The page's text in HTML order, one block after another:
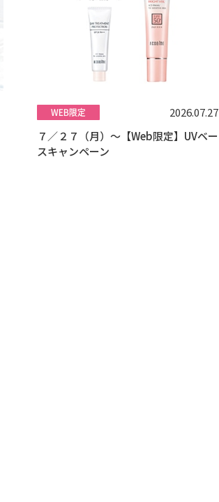
2026.07.27
７／２７（月）～【Web限定】UVベー
スキャンペーン